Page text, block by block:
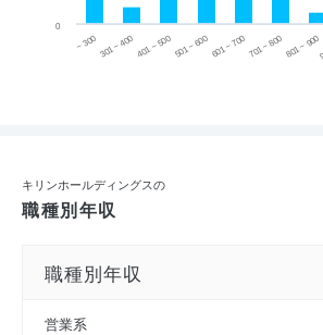
~ 300 301 ~ 400 401 ~ 500501 ~ 600601 ~ 700701 ~ 800801 ~ 900
0
キリンホールディングスの
職種別年収
職種別年収
営業系